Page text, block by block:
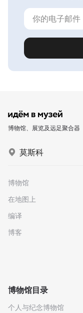
博物馆、展览及远足聚合器
莫斯科
博物馆
在地图上
编译
博客
博物馆目录
个人与纪念博物馆